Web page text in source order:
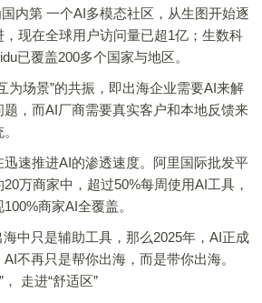
第 一个AI多模态社区，从生图开始逐
现在全球用户访问量已超1亿；生数科
已覆盖200多个国家与地区。
场景”的共振，即出海企业需要AI来解
，而AI厂商需要真实客户和本地反馈来
推进AI的渗透速度。阿里国际批发平
万商家中，超过50%每周使用AI工具，
商家AI全覆盖。
只是辅助工具，那么2025年，AI正成
不再只是帮你出海，而是带你出海。
走进“舒适区”